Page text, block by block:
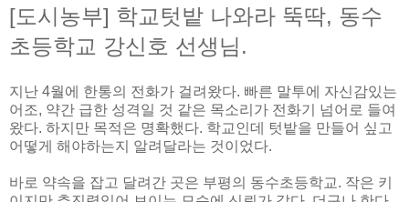
[도시농부] 학교텃밭 나와라 뚝딱, 동수
초등학교 강신호 선생님.
지난 4월에 한통의 전화가 걸려왔다. 빠른 말투에 자신감있는
어조, 약간 급한 성격일 것 같은 목소리가 전화기 넘어로 들여
왔다. 하지만 목적은 명확했다. 학교인데 텃밭을 만들어 싶고
어떻게 해야하는지 알려달라는 것이었다.
바로 약속을 잡고 달려간 곳은 부평의 동수초등학교. 작은 키